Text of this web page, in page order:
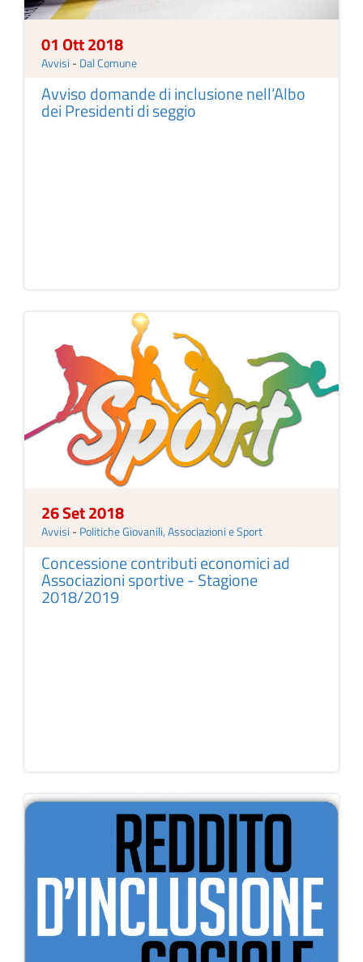
01 Ott 2018
Avvisi - Dal Comune
Avviso domande di inclusione nell’Albo
dei Presidenti di seggio
26 Set 2018
Avvisi - Politiche Giovanili, Associazioni e Sport
Concessione contributi economici ad
Associazioni sportive - Stagione
2018/2019